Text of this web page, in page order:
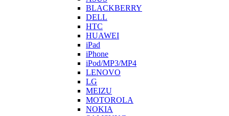
BLACKBERRY
DELL
HTC
HUAWEI
iPad
iPhone
iPod/MP3/MP4
LENOVO
LG
MEIZU
MOTOROLA
NOKIA